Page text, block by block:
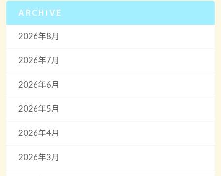
ARCHIVE
2026年8月
2026年7月
2026年6月
2026年5月
2026年4月
2026年3月